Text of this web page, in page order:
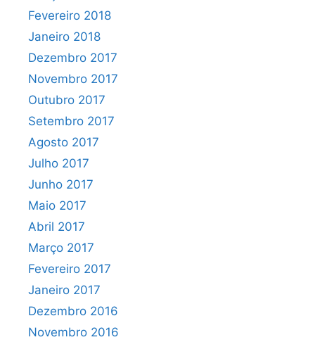
Fevereiro 2018
Janeiro 2018
Dezembro 2017
Novembro 2017
Outubro 2017
Setembro 2017
Agosto 2017
Julho 2017
Junho 2017
Maio 2017
Abril 2017
Março 2017
Fevereiro 2017
Janeiro 2017
Dezembro 2016
Novembro 2016